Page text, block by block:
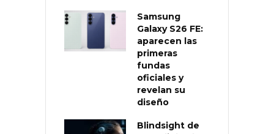
Samsung
Galaxy S26 FE:
aparecen las
primeras
fundas
oficiales y
revelan su
diseño
Blindsight de